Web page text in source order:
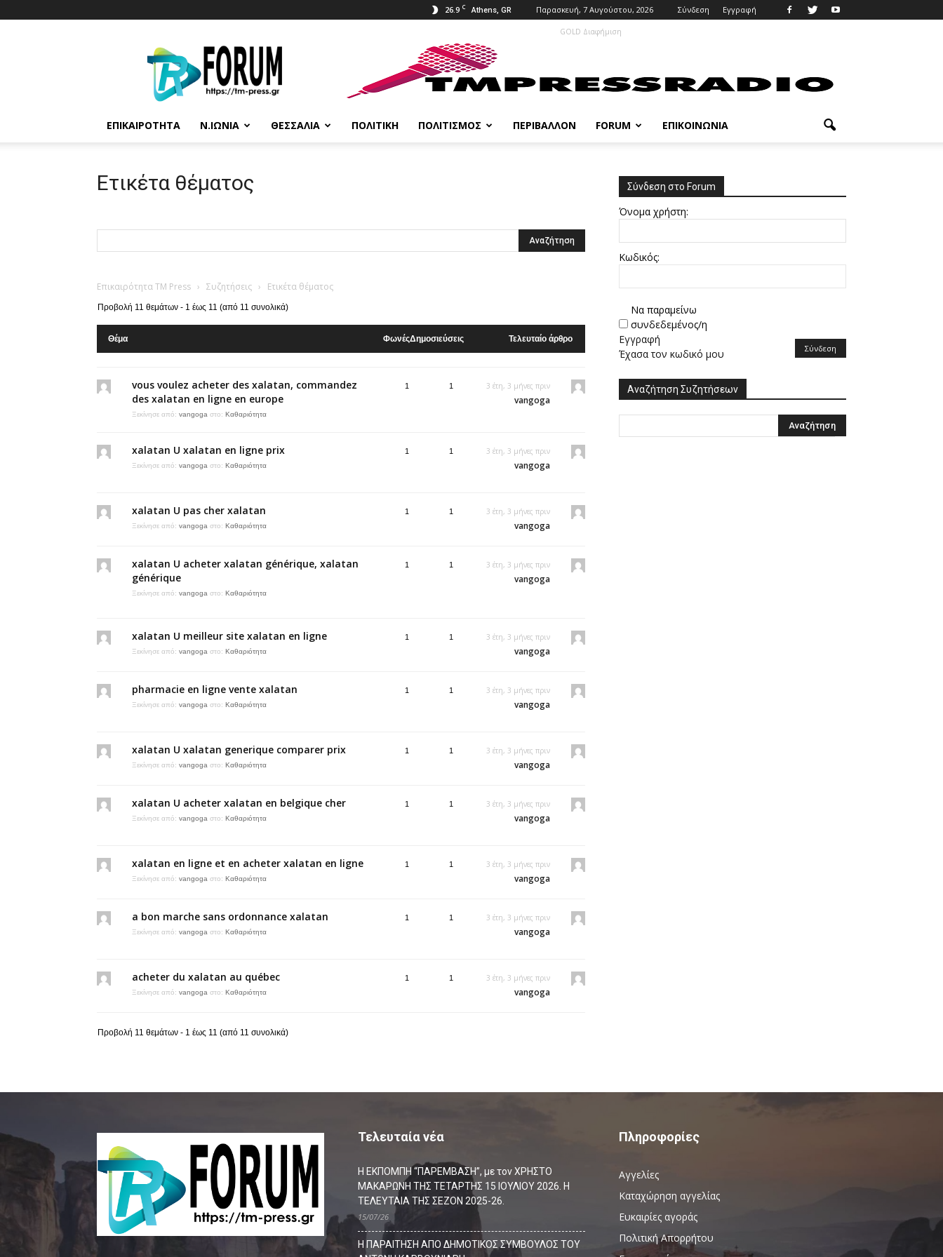
26.9 C Athens, GR Παρασκευή, 7 Αυγούστου, 2026 Σύνδεση Εγγραφή
Press
GOLD Διαφήμιση
ΕΠΙΚΑΙΡΌΤΗΤΑ Ν.ΙΩΝΊΑ ΘΕΣΣΑΛΊΑ ΠΟΛΙΤΙΚΉ ΠΟΛΙΤΙΣΜΌΣ ΠΕΡΙΒΆΛΛΟΝ FORUM ΕΠΙΚΟΙΝΩΝΊΑ
Ετικέτα θέματος
Επικαιρότητα TM Press › Συζητήσεις › Ετικέτα θέματος
Προβολή 11 θεμάτων - 1 έως 11 (από 11 συνολικά)
Θέμα ΦωνέςΔημοσιεύσεις Τελευταίο άρθρο
vous voulez acheter des xalatan, commandez
des xalatan en ligne en europe
Ξεκίνησε από: vangoga στο: Καθαριότητα
1 1 3 έτη, 3 μήνες πριν
vangoga
xalatan U xalatan en ligne prix
Ξεκίνησε από: vangoga στο: Καθαριότητα
1 1 3 έτη, 3 μήνες πριν
vangoga
xalatan U pas cher xalatan
Ξεκίνησε από: vangoga στο: Καθαριότητα
1 1 3 έτη, 3 μήνες πριν
vangoga
xalatan U acheter xalatan générique, xalatan
générique
Ξεκίνησε από: vangoga στο: Καθαριότητα
1 1 3 έτη, 3 μήνες πριν
vangoga
xalatan U meilleur site xalatan en ligne
Ξεκίνησε από: vangoga στο: Καθαριότητα
1 1 3 έτη, 3 μήνες πριν
vangoga
pharmacie en ligne vente xalatan
Ξεκίνησε από: vangoga στο: Καθαριότητα
1 1 3 έτη, 3 μήνες πριν
vangoga
xalatan U xalatan generique comparer prix
Ξεκίνησε από: vangoga στο: Καθαριότητα
1 1 3 έτη, 3 μήνες πριν
vangoga
xalatan U acheter xalatan en belgique cher
Ξεκίνησε από: vangoga στο: Καθαριότητα
1 1 3 έτη, 3 μήνες πριν
vangoga
xalatan en ligne et en acheter xalatan en ligne
Ξεκίνησε από: vangoga στο: Καθαριότητα
1 1 3 έτη, 3 μήνες πριν
vangoga
a bon marche sans ordonnance xalatan
Ξεκίνησε από: vangoga στο: Καθαριότητα
1 1 3 έτη, 3 μήνες πριν
vangoga
acheter du xalatan au québec
Ξεκίνησε από: vangoga στο: Καθαριότητα
1 1 3 έτη, 3 μήνες πριν
vangoga
Προβολή 11 θεμάτων - 1 έως 11 (από 11 συνολικά)
Σύνδεση στο Forum
Όνομα χρήστη:
Κωδικός:
Να παραμείνω
συνδεδεμένος/η
Σύνδεση
Εγγραφή
Έχασα τον κωδικό μου
Αναζήτηση Συζητήσεων
Τελευταία νέα
Η ΕΚΠΟΜΠΗ “ΠΑΡΕΜΒΑΣΗ”, με τον ΧΡΗΣΤΟ
ΜΑΚΑΡΩΝΗ ΤΗΣ ΤΕΤΑΡΤΗΣ 15 ΙΟΥΛΙΟΥ 2026. Η
ΤΕΛΕΥΤΑΙΑ ΤΗΣ ΣΕΖΟΝ 2025-26.
15/07/26
Η ΠΑΡΑΙΤΗΣΗ ΑΠΟ ΔΗΜΟΤΙΚΟΣ ΣΥΜΒΟΥΛΟΣ ΤΟΥ
Πληροφορίες
Αγγελίες
Καταχώρηση αγγελίας
Ευκαιρίες αγοράς
Πολιτική Απορρήτου